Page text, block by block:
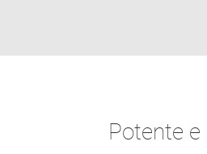
Potente